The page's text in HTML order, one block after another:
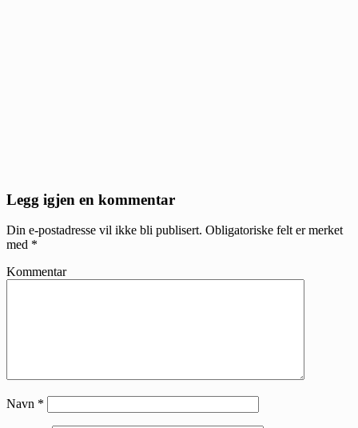
Reader
Legg igjen en kommentar
Din e-postadresse vil ikke bli publisert. Obligatoriske felt er merket
med *
Kommentar
Navn *